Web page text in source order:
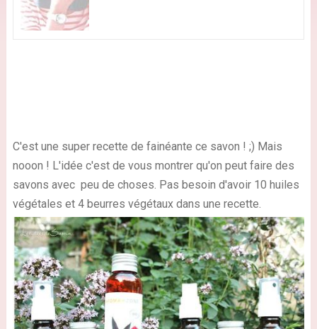
C'est une super recette de fainéante ce savon ! ;) Mais
nooon ! L'idée c'est de vous montrer qu'on peut faire des
savons avec peu de choses. Pas besoin d'avoir 10 huiles
végétales et 4 beurres végétaux dans une recette.